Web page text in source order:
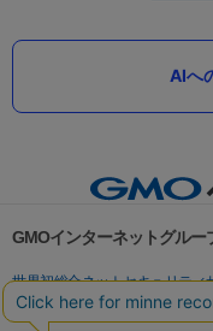
AIへ
GMOインターネットグル
世界初総合ネットセキュリティ
パスワード漏洩診断
Webサ